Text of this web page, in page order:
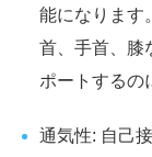
能になります
首、手首、膝
ポートするの
通気性: 自己